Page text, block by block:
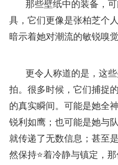
那些壁纸中的装备，
具，它们更像是张柏芝个
暗示着她对潮流的敏锐嗅
更令人称道的是，这
拍。很多时候，它们捕捉
的真实瞬间。可能是她全
锐利如鹰；也可能是她与
就传递了无数信息；甚至
然保持⭐着冷静与镇定，